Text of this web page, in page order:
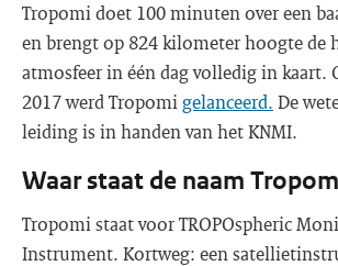
Tropomi doet 100 minuten over een
en brengt op 824 kilometer hoogte de
atmosfeer in één dag volledig in kaart.
2017 werd Tropomi gelanceerd. De
leiding is in handen van het KNMI.
Waar staat de naam
Tropomi staat voor TROPOspheric
Instrument. Kortweg: een